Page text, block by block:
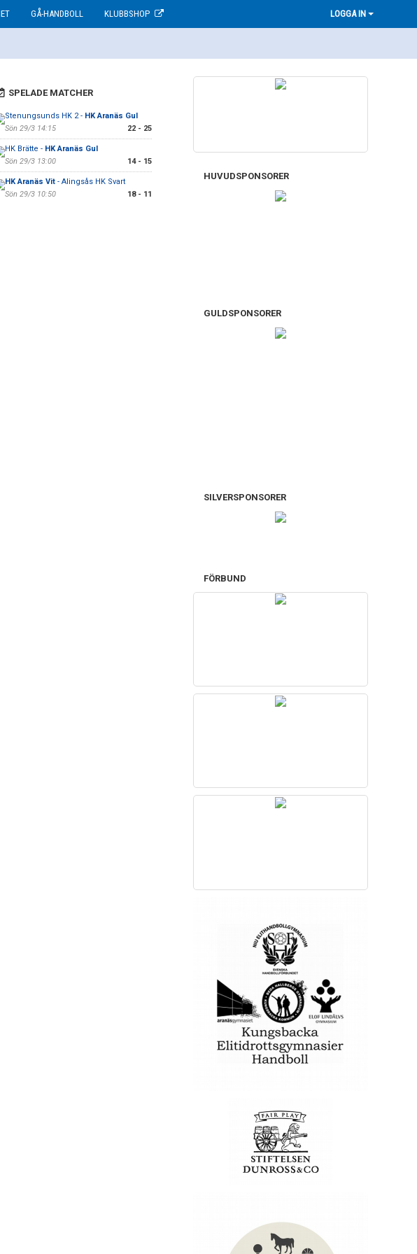
GÅ-HANDBOLL KLUBBSHOP LOGGA IN
SPELADE MATCHER
Stenungsunds HK 2 - HK Aranäs Gul
Sön 29/3 14:15
22 - 25
HK Brätte - HK Aranäs Gul
Sön 29/3 13:00
14 - 15
HK Aranäs Vit- Alingsås HK Svart
Sön 29/3 10:50
18 - 11
HUVUDSPONSORER
GULDSPONSORER
SILVERSPONSORER
FÖRBUND